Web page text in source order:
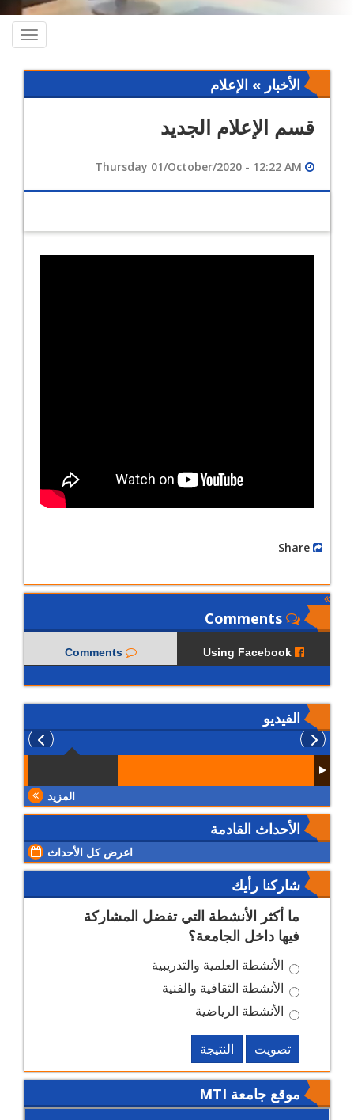
الأخبار » الإعلام
قسم الإعلام الجديد
Comments
الفيديو
المزيد
الأحداث القادمة
اعرض كل الأحداث
شاركنا رأيك
ما أكثر الأنشطة التي تفضل المشاركة
فيها داخل الجامعة؟
الأنشطة العلمية والتدريبية
الأنشطة الثقافية والفنية
الأنشطة الرياضية
تصويت النتيجة
موقع جامعة MTI